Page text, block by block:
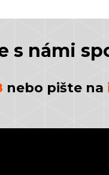
s námi
nebo pište na